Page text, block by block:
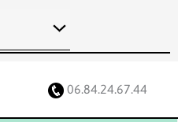
06.84.24.67.44